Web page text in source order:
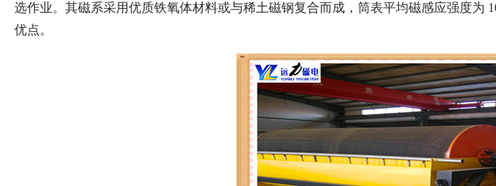
选作业。其磁系采用优质铁氧体材料或与稀土磁钢复合而成，筒表平均磁感应强度为
优点。